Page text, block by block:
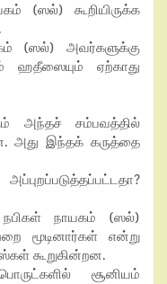
(ஸல்) கூறியிருக்க
(ஸல்) அவர்களுக்கு
ஹதீஸையும் ஏற்காது
அந்தச் சம்பவத்தில்
அது இந்தக் கருத்தை
நாயகம் (ஸல்)
மூடினார்கள் என்று
கூறுகின்றன.
சூனியம்